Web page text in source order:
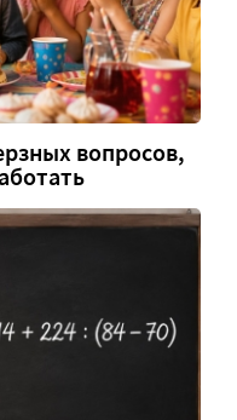
вопросов,